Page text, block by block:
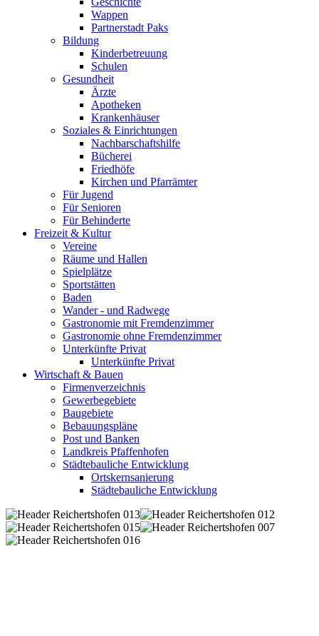
Wappen
Partnerstadt Paks
Bildung
Kinderbetreuung
Schulen
Gesundheit
Ärzte
Apotheken
Krankenhäuser
Soziales & Einrichtungen
Nachbarschaftshilfe
Bücherei
Friedhöfe
Kirchen und Pfarrämter
Für Jugend
Für Senioren
Für Behinderte
Freizeit & Kultur
Vereine
Räume und Hallen
Spielplätze
Sportstätten
Baden
Wander - und Radwege
Gastronomie mit Fremdenzimmer
Gastronomie ohne Fremdenzimmer
Unterkünfte Privat
Unterkünfte Privat
Wirtschaft & Bauen
Firmenverzeichnis
Gewerbegebiete
Baugebiete
Bebauungspläne
Post und Banken
Landkreis Pfaffenhofen
Städtebauliche Entwicklung
Ortskernsanierung
Städtebauliche Entwicklung